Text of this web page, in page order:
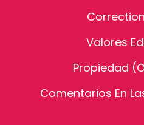
Valores
Propiedad
Comentarios En